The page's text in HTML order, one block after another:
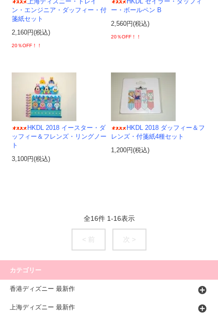
上海ディズニー・トレイ
ン・エンジニア・ダッフィー・付
箋紙セット
2,160円(税込)
20％OFF！！
HKDL セイラー・ダッフィ
ー・ボールペン B
2,560円(税込)
20％OFF！！
HKDL 2018 イースター・ダ
ッフィー＆フレンズ・リングノー
ト
3,100円(税込)
HKDL 2018 ダッフィー＆フ
レンズ・付箋紙4種セット
1,200円(税込)
全16件 1-16表示
< 前 次 >
カテゴリー
香港ディズニー 最新作
上海ディズニー 最新作